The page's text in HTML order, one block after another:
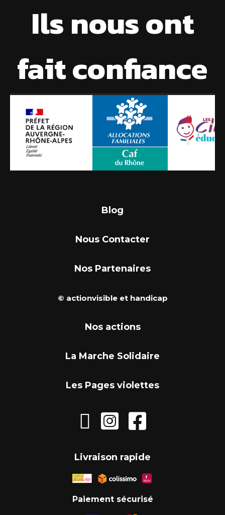
Ils nous ont
fait confiance
Blog
Nous Contacter
Nos Partenaires
© actionvisible et handicap
Nos actions
La Marche Solidaire
Les Pages violettes
  
Livraison rapide
Paiement sécurisé